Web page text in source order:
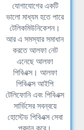
যোগাযোগের একটি
ভালো মাধ্যম হতে পারে
টেলিকমিউনিকেশন।
আর এ সমস্যার সমাধান
করতে আলফা নেট
এনেছে আলফা
পিবিএক্স। আলফা
পিবিএক্স আইপি
টেলিফোনি এবং পিবিএক্স
সার্ভিসের সবন্বয়ে
হোস্টেড পিবিএক্স সেবা